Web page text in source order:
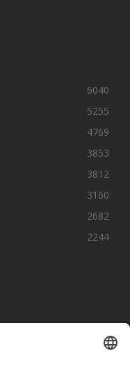
6040
5255
4769
3853
3812
3160
2682
2244